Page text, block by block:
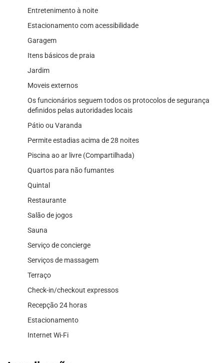
Entretenimento à noite
Estacionamento com acessibilidade
Garagem
Itens básicos de praia
Jardim
Moveis externos
Os funcionários seguem todos os protocolos de segurança
definidos pelas autoridades locais
Pátio ou Varanda
Permite estadias acima de 28 noites
Piscina ao ar livre (Compartilhada)
Quartos para não fumantes
Quintal
Restaurante
Salão de jogos
Sauna
Serviço de concierge
Serviços de massagem
Terraço
Check-in/checkout expressos
Recepção 24 horas
Estacionamento
Internet Wi-Fi